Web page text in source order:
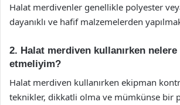
Halat merdivenler genellikle polyester
dayanıklı ve hafif malzemelerden
2. Halat merdiven kullanırken
etmeliyim?
Halat merdiven kullanırken ekipman
teknikler, dikkatli olma ve mümkünse bir